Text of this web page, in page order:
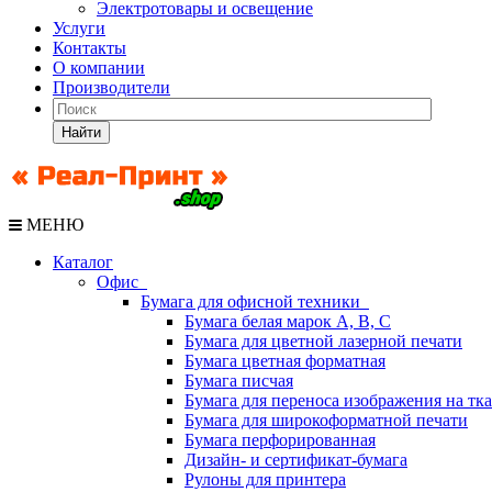
Электротовары и освещение
Услуги
Контакты
О компании
Производители
Найти
МЕНЮ
Каталог
Офис
Бумага для офисной техники
Бумага белая марок А, В, С
Бумага для цветной лазерной печати
Бумага цветная форматная
Бумага писчая
Бумага для переноса изображения на
Бумага для широкоформатной печати
Бумага перфорированная
Дизайн- и сертификат-бумага
Рулоны для принтера